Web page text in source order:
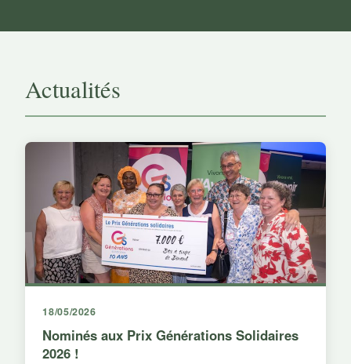
Actualités
18/05/2026
Nominés aux Prix Générations Solidaires
2026 !